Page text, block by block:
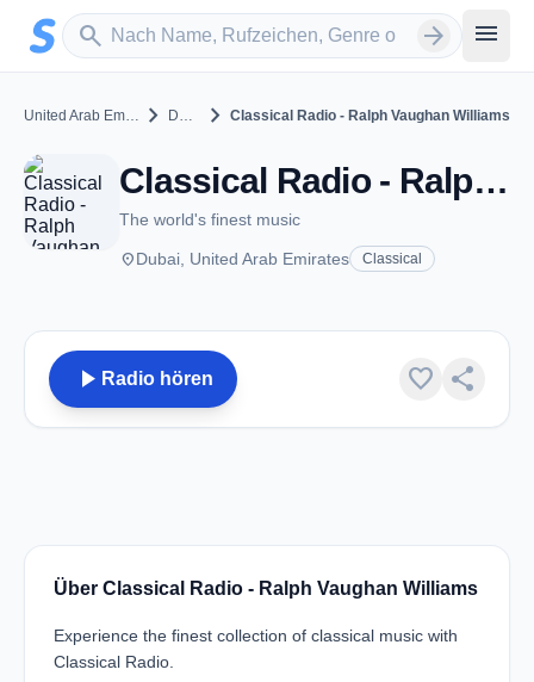
Zum Hauptinhalt springen
search
Sender suchen arrow_forward menu
United Arab Emirates chevron_right Dubai chevron_right Classical Radio - Ralph Vaughan Williams
Classical Radio - Ralph Vaughan Williams - Dubai
The world's finest music
placeDubai, United Arab Emirates Classical
play_arrow Radio hören favorite share
Über Classical Radio - Ralph Vaughan Williams
Experience the finest collection of classical music with
Classical Radio.